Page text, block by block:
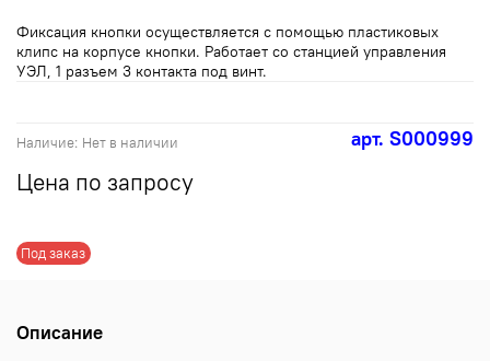
арт. S000999
Наличие: Нет в наличии
Под заказ
Цена по запросу
Фиксация кнопки осуществляется с помощью пластиковых
клипс на корпусе кнопки. Работает со станцией управления
УЭЛ, 1 разъем 3 контакта под винт.
Описание